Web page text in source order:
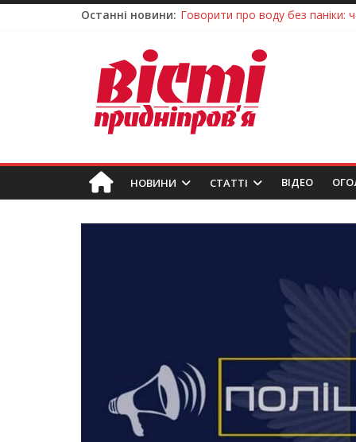
Останні новини: Лікар – на екрані: Як працюють
Пошуки тривають: на
Ветерани Дніпропетровщини
Говорити про воду без паніки:
НОВИНИ СТАТТІ ВIДЕО